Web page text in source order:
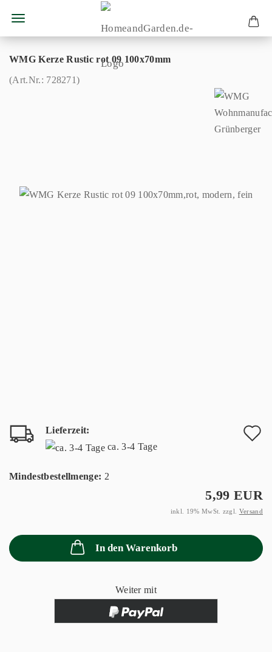
WMG Kerze Rustic rot 09 100x70mm
(Art.Nr.: 728271)
Lieferzeit:
ca. 3-4 Tage
Mindestbestellmenge: 2
5,99 EUR
inkl. 19% MwSt. zzgl. Versand
In den Warenkorb
Weiter mit